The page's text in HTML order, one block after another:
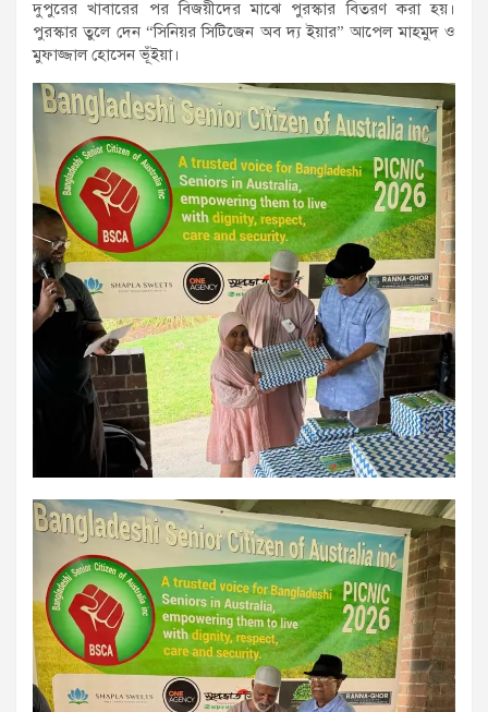
দুপুরের খাবারের পর বিজয়ীদের মাঝে পুরস্কার বিতরণ করা হয়।
পুরস্কার তুলে দেন “সিনিয়র সিটিজেন অব দ্য ইয়ার” আপেল মাহমুদ ও
মুফাজ্জাল হোসেন ভূঁইয়া।